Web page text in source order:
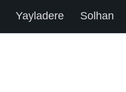
Yayladere Solhan